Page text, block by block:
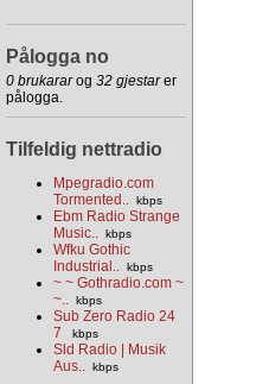
Pålogga no
0 brukararog 32 gjestarer
pålogga.
Tilfeldig nettradio
Mpegradio.com
Tormented.. kbps
Ebm Radio Strange
Music.. kbps
Wfku Gothic
Industrial.. kbps
~ ~ Gothradio.com ~
~.. kbps
Sub Zero Radio 24
7
kbps
Sld Radio | Musik
Aus.. kbps